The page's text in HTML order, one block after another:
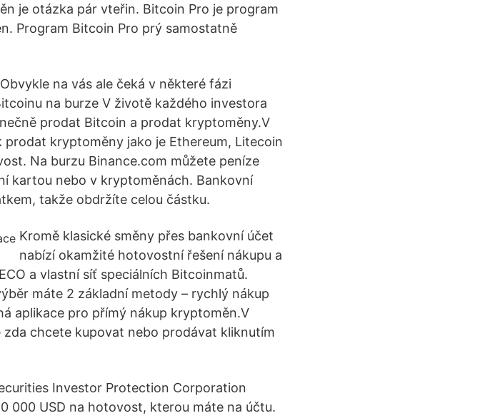
je otázka pár vteřin. Bitcoin Pro je program
Program Bitcoin Pro prý samostatně
na vás ale čeká v některé fázi
na burze V životě každého investora
prodat Bitcoin a prodat kryptoměny.V
kryptoměny jako je Ethereum, Litecoin
Na burzu Binance.com můžete peníze
kartou nebo v kryptoměnách. Bankovní
takže obdržíte celou částku.
Kromě klasické směny přes bankovní účet
nabízí okamžité hotovostní řešení nákupu a
a vlastní síť speciálních Bitcoinmatů.
máte 2 základní metody – rychlý nákup
aplikace pro přímý nákup kryptoměn.V
zda chcete kupovat nebo prodávat kliknutím
Investor Protection Corporation
000 USD na hotovost, kterou máte na účtu.